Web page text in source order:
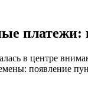
платежи:
в центре
появление